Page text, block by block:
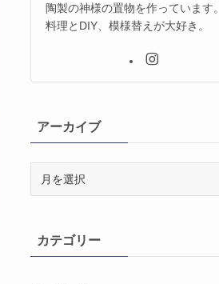
陶製の神様の置物を作っています。
料理とDIY、模様替えが大好き。
アーカイブ
ブカテゴリー